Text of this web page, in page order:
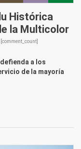
Histórica
la Multicolor
[comment_count]
a los
de la mayoría